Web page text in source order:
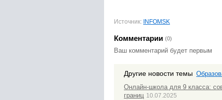
Источник: INFOMSK
Комментарии (0)
Ваш комментарий будет первым
Другие новости темы
Онлайн-школа для 9 класса:
границ 10.07.2025